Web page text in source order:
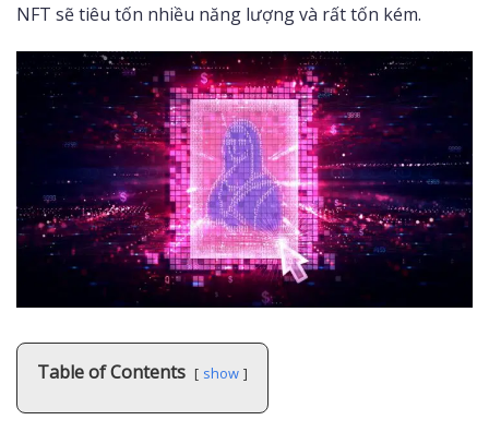
NFT sẽ tiêu tốn nhiều năng lượng và rất tốn kém.
Table of Contents show